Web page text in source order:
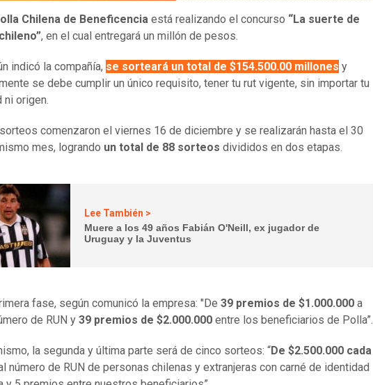
Chilena de Beneficencia está realizando el concurso “La suerte de
, en el cual entregará un millón de pesos.
indicó la compañía, se sorteará un total de $154.500.00 millones y
se debe cumplir un único requisito, tener tu rut vigente, sin importar tu
ni origen.
comenzaron el viernes 16 de diciembre y se realizarán hasta el 30
mes, logrando un total de 88 sorteos divididos en dos etapas.
Lee También >
Muere a los 49 años Fabián O'Neill, ex jugador de
Uruguay y la Juventus
fase, según comunicó la empresa: "De 39 premios de $1.000.000 a
de RUN y 39 premios de $2.000.000 entre los beneficiarios de Polla”.
la segunda y última parte será de cinco sorteos: “De $2.500.000 cada
número de RUN de personas chilenas y extranjeras con carné de identidad